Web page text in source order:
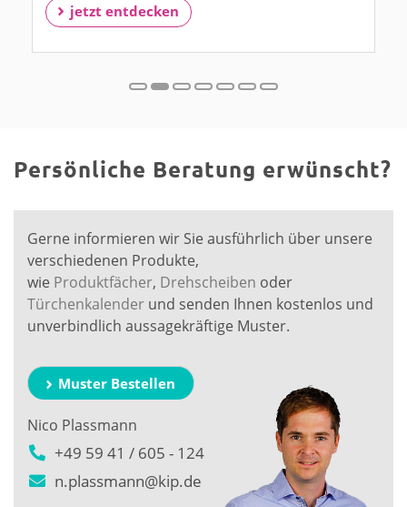
jetzt entdecken
Persönliche Beratung erwünscht?
Gerne informieren wir Sie ausführlich über unsere
verschiedenen Produkte,
wie Produktfächer, Drehscheiben oder
Türchenkalender und senden Ihnen kostenlos und
unverbindlich aussagekräftige Muster.
Muster Bestellen
Nico Plassmann
+49 59 41 / 605 - 124
n.plassmann@kip.de